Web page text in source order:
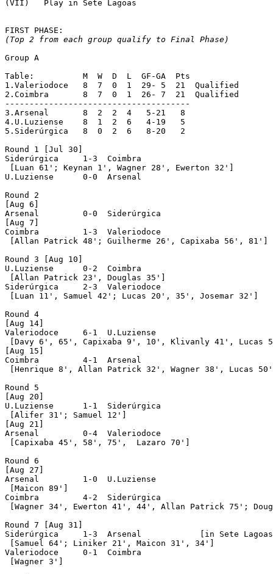
(VII)	Play in Sete Lagoas
(Top 2 from each group qualify to Final Phase)
Group A
Table:		M  W  D  L  GF-GA  Pts
1.Valeriodoce   8  7  0  1  29- 5  21  Qualified
2.Coimbra	8  7  0  1  26- 7  21  Qualified
--------------------------------------
3.Arsenal	8  2  2  4   5-21   8
4.U.Luziense	8  1  2  6   4-19   5
5.Siderúrgica	8  0  2  6   8-20   2
Round 1 [Jul 30]
Siderúrgica	1-3  Coimbra
[Luan 61'; Keynan 1', Wagner 28', Ewerton 32']
U.Luziense	0-0  Arsenal
Round 2
[Aug 6]
Arsenal		0-0  Siderúrgica
[Aug 7]
Coimbra		1-3  Valeriodoce
[Allan Patrick 48'; Guilherme 26', Capixaba 56', 81']
Round 3 [Aug 10]
U.Luziense	0-2  Coimbra
[Allan Patrick 23', Douglas 35']
Siderúrgica	2-3  Valeriodoce
[Luan 11', Samuel 42'; Lucas 20', 35', Josemar 32']
Round 4
[Aug 14]
Valeriodoce	6-1  U.Luziense
[Davy 6', 65', Capixaba 9', 10', Klivanly 41',
[Aug 15]
Coimbra		4-1  Arsenal
[Henrique 8', Allan Patrick 32', Wagner 38', Lucas
Round 5
[Aug 20]
U.Luziense	1-1  Siderúrgica
[Alifer 31'; Samuel 12']
[Aug 21]
Arsenal		0-4  Valeriodoce
[Capixaba 45', 58', 75',  Lazaro 70']
Round 6
[Aug 27]
Arsenal	   	1-0  U.Luziense
[Maicon 89']
Coimbra		4-2  Siderúrgica
[Wagner 34', Ewerton 41', 44', Allan Patrick 75';
Round 7 [Aug 31]
Siderúrgica	1-3  Arsenal		[in Sete Lagoas]
[Samuel 64'; Liniker 21', Maicon 31', 34']
Valeriodoce	0-1  Coimbra
[Wagner 3']